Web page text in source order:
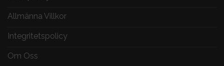
Allmänna Villkor
Integritetspolicy
Om Oss